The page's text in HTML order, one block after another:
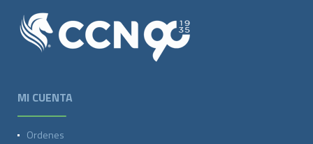
MI CUENTA
Ordenes